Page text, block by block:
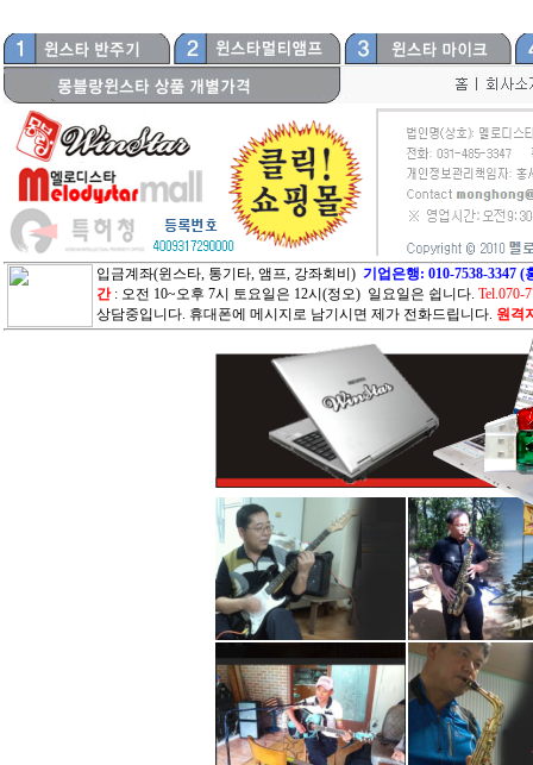
입금계좌(윈스타, 통기타, 앰프, 강좌회비) 기업은행: 010-7538-3347
간 : 오전 10~오후 7시 토요일은 12시(정오) 일요일은 쉽니다. Tel.070-
상담중입니다. 휴대폰에 메시지로 남기시면 제가 전화드립니다. 원격